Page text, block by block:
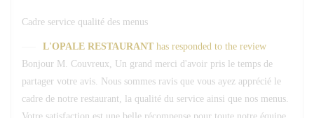
Cadre service qualité des menus
L'OPALE RESTAURANT has responded to the review
Bonjour M. Couvreux, Un grand merci d'avoir pris le temps de
partager votre avis. Nous sommes ravis que vous ayez apprécié le
cadre de notre restaurant, la qualité du service ainsi que nos menus.